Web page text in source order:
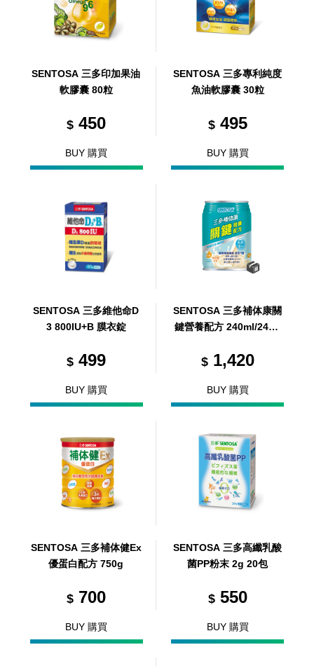
SENTOSA 三多印加果油
軟膠囊 80粒
$450
BUY 購買
SENTOSA 三多專利純度
魚油軟膠囊 30粒
$495
BUY 購買
SENTOSA 三多維他命D
3 800IU+B 膜衣錠
$499
BUY 購買
SENTOSA 三多補体康關
鍵營養配方 240ml/24罐/
$1,420
BUY 購買
SENTOSA 三多補体健Ex
優蛋白配方 750g
$700
BUY 購買
SENTOSA 三多高纖乳酸
菌PP粉末 2g 20包
$550
BUY 購買